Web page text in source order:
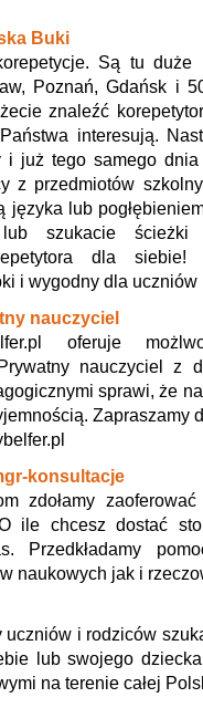
Buki
Są tu duże
Poznań, Gdańsk i
znaleźć
interesują.
i już tego samego
z przedmiotów
języka lub
szukacie ścieżki
dla
i wygodny dla uczniów
nauczyciel
oferuje
nauczyciel z
sprawi, że
Zapraszamy
konsultacje
zdołamy
ile chcesz dostać
Przedkładamy
naukowych jak i
uczniów i rodziców
lub swojego
na terenie całej